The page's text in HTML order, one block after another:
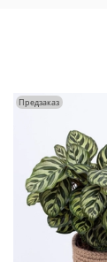
Предзаказ